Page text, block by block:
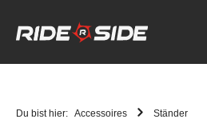
Du bist hier: Accessoires Ständer